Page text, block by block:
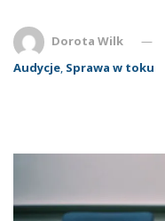
Dorota Wilk
Audycje, Sprawa w toku